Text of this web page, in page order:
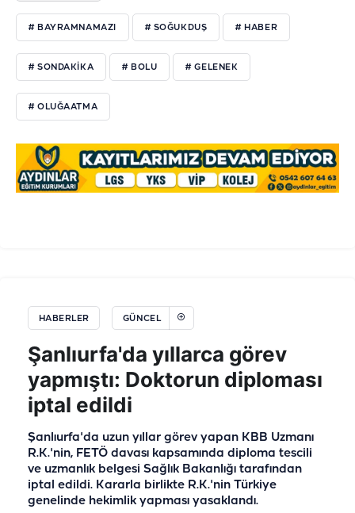
# BAYRAMNAMAZI # SOĞUKDUŞ # HABER
# SONDAKİKA # BOLU # GELENEK
# OLUĞAATMA
HABERLER GÜNCEL
Şanlıurfa'da yıllarca görev
yapmıştı: Doktorun diploması
iptal edildi
Şanlıurfa'da uzun yıllar görev yapan KBB Uzmanı
R.K.'nin, FETÖ davası kapsamında diploma tescili
ve uzmanlık belgesi Sağlık Bakanlığı tarafından
iptal edildi. Kararla birlikte R.K.'nin Türkiye
genelinde hekimlik yapması yasaklandı.